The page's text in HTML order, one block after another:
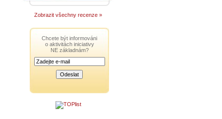
Zobrazit všechny recenze »
Chcete být informováni
o aktivitách iniciativy
NE základnám?